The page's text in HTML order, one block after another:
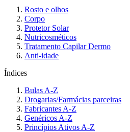
Rosto e olhos
Corpo
Protetor Solar
Nutricosméticos
Tratamento Capilar Dermo
Anti-idade
Índices
Bulas A-Z
Drogarias/Farmácias parceiras
Fabricantes A-Z
Genéricos A-Z
Princípios Ativos A-Z